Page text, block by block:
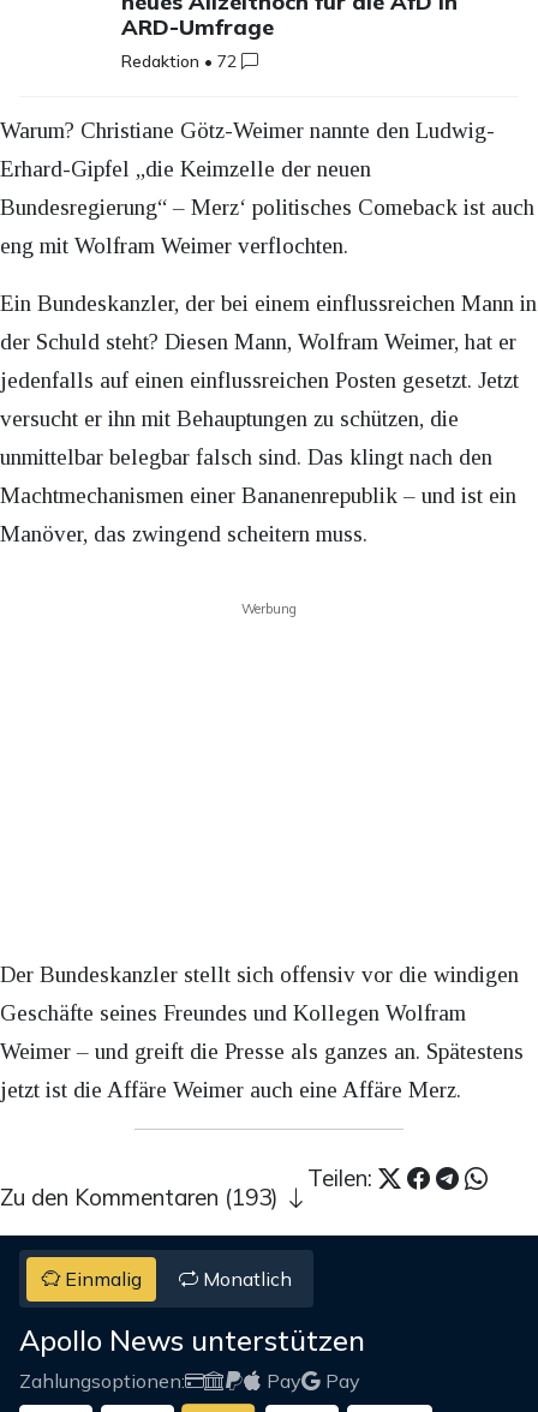
ARD-Umfrage
Redaktion •72
Warum? Christiane Götz-Weimer nannte den Ludwig-
Erhard-Gipfel „die Keimzelle der neuen
Bundesregierung“ – Merz‘ politisches Comeback ist auch
eng mit Wolfram Weimer verflochten.
Ein Bundeskanzler, der bei einem einflussreichen Mann in
der Schuld steht? Diesen Mann, Wolfram Weimer, hat er
jedenfalls auf einen einflussreichen Posten gesetzt. Jetzt
versucht er ihn mit Behauptungen zu schützen, die
unmittelbar belegbar falsch sind. Das klingt nach den
Machtmechanismen einer Bananenrepublik – und ist ein
Manöver, das zwingend scheitern muss.
Werbung
Der Bundeskanzler stellt sich offensiv vor die windigen
Geschäfte seines Freundes und Kollegen Wolfram
Weimer – und greift die Presse als ganzes an. Spätestens
jetzt ist die Affäre Weimer auch eine Affäre Merz.
Teilen:
Zu den Kommentaren (193)
Einmalig Monatlich
Apollo News unterstützen
Zahlungsoptionen: Pay
Pay